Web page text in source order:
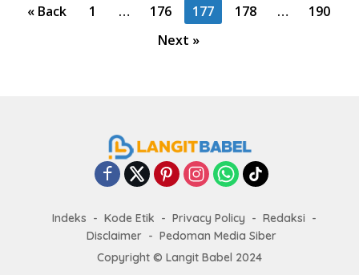
« Back 1 … 176 177 178 …
190
Next »
Indeks Kode Etik Privacy Policy
Redaksi
Disclaimer
Pedoman Media Siber
Copyright © Langit Babel 2024